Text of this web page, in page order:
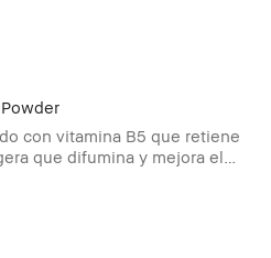
con vitamina B5 que retiene
que difumina y mejora el